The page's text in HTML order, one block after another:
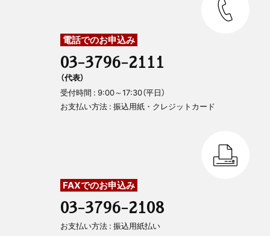
電話でのお申込み
03-3796-2111
（代表）
受付時間 : 9:00～17:30（平日）
お支払い方法 : 振込用紙・クレジットカード
FAXでのお申込み
03-3796-2108
お支払い方法 : 振込用紙払い